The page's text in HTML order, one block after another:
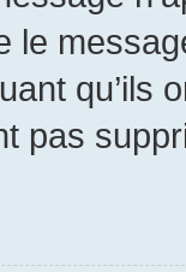
le
qu’ils
pas